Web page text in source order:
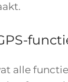
alle